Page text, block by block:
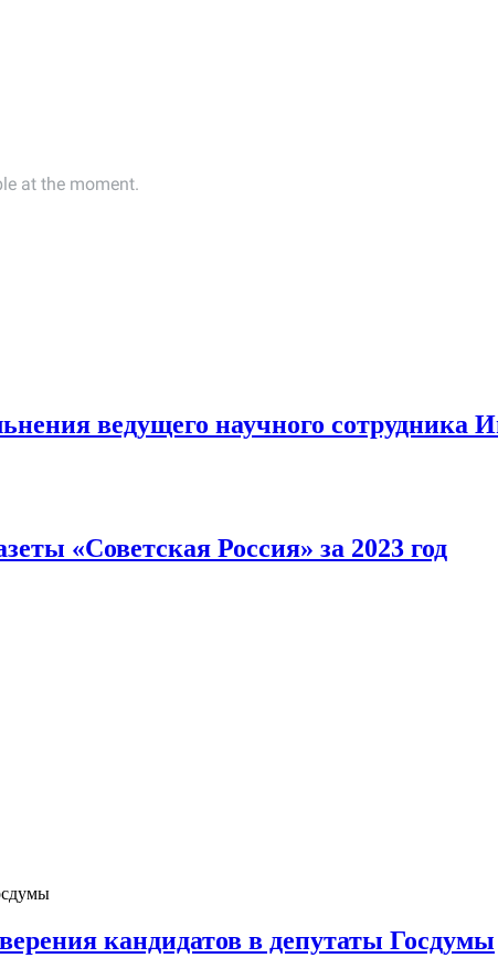
ведущего научного сотрудника
«Советская Россия» за 2023 год
кандидатов в депутаты Госдумы